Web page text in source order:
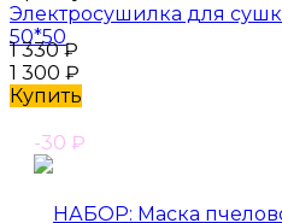
Электросушилка для
50*50
1 330₽
1 300 ₽
Купить
-30 ₽